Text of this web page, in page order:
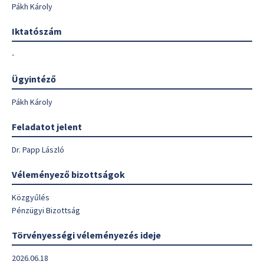
Pákh Károly
Iktatószám
-
Ügyintéző
Pákh Károly
Feladatot jelent
Dr. Papp László
Véleményező bizottságok
Közgyűlés
Pénzügyi Bizottság
Törvényességi véleményezés ideje
2026.06.18